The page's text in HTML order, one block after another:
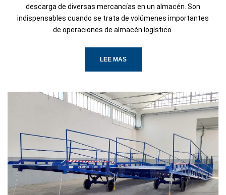
descarga de diversas mercancías en un almacén. Son
indispensables cuando se trata de volúmenes importantes
de operaciones de almacén logístico.
LEE MAS